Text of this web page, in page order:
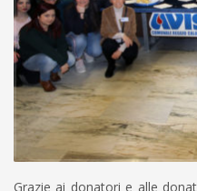
Grazie ai donatori e alle